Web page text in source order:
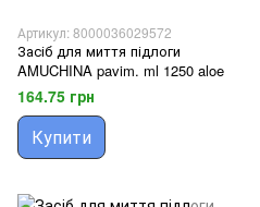
Артикул: 8000036029572
Засіб для миття підлоги
AMUCHINA pavim. ml 1250 aloe
164.75 грн
Купити